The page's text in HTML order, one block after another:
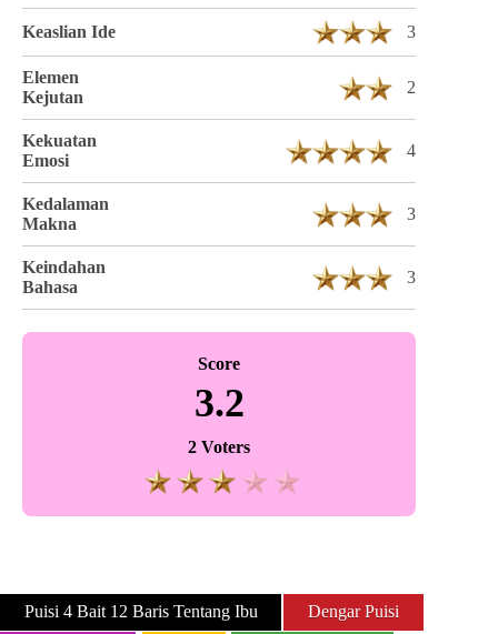
Keaslian Ide 3
Elemen
Kejutan
2
Kekuatan
Emosi
4
Kedalaman
Makna
3
Keindahan
Bahasa
3
Score
3.2
2 Voters
Puisi 4 Bait 12 Baris Tentang Ibu Dengar Puisi